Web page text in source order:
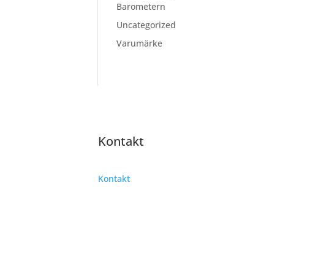
Barometern
Uncategorized
Varumärke
Kontakt
Kontakt